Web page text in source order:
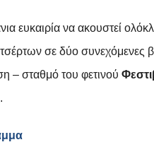
ευκαιρία να ακουστεί
σε δύο συνεχόμενες
– σταθμό του φετινού
.